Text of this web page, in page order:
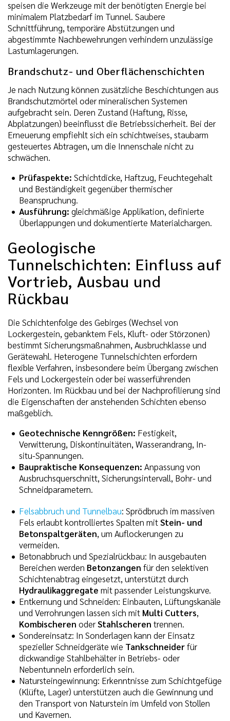
speisen die Werkzeuge mit der benötigten Energie bei
minimalem Platzbedarf im Tunnel. Saubere
Schnittführung, temporäre Abstützungen und
abgestimmte Nachbewehrungen verhindern unzulässige
Lastumlagerungen.
Brandschutz- und Oberflächenschichten
Je nach Nutzung können zusätzliche Beschichtungen aus
Brandschutzmörtel oder mineralischen Systemen
aufgebracht sein. Deren Zustand (Haftung, Risse,
Abplatzungen) beeinflusst die Betriebssicherheit. Bei der
Erneuerung empfiehlt sich ein schichtweises, staubarm
gesteuertes Abtragen, um die Innenschale nicht zu
schwächen.
Prüfaspekte: Schichtdicke, Haftzug, Feuchtegehalt
und Beständigkeit gegenüber thermischer
Beanspruchung.
Ausführung: gleichmäßige Applikation, definierte
Überlappungen und dokumentierte Materialchargen.
Geologische
Tunnelschichten: Einfluss auf
Vortrieb, Ausbau und
Rückbau
Die Schichtenfolge des Gebirges (Wechsel von
Lockergestein, gebanktem Fels, Kluft- oder Störzonen)
bestimmt Sicherungsmaßnahmen, Ausbruchklasse und
Gerätewahl. Heterogene Tunnelschichten erfordern
flexible Verfahren, insbesondere beim Übergang zwischen
Fels und Lockergestein oder bei wasserführenden
Horizonten. Im Rückbau und bei der Nachprofilierung sind
die Eigenschaften der anstehenden Schichten ebenso
maßgeblich.
Geotechnische Kenngrößen: Festigkeit,
Verwitterung, Diskontinuitäten, Wasserandrang, In-
situ-Spannungen.
Baupraktische Konsequenzen: Anpassung von
Ausbruchsquerschnitt, Sicherungsintervall, Bohr- und
Schneidparametern.
Felsabbruch und Tunnelbau: Sprödbruch im massiven
Fels erlaubt kontrolliertes Spalten mitStein- und
Betonspaltgeräten, um Auflockerungen zu
vermeiden.
Betonabbruch und Spezialrückbau: In ausgebauten
Bereichen werden Betonzangen für den selektiven
Schichtenabtrag eingesetzt, unterstützt durch
Hydraulikaggregate mit passender Leistungskurve.
Entkernung und Schneiden: Einbauten, Lüftungskanäle
und Verrohrungen lassen sich mit Multi Cutters,
Kombischeren oderStahlscheren trennen.
Sondereinsatz: In Sonderlagen kann der Einsatz
spezieller Schneidgeräte wie Tankschneiderfür
dickwandige Stahlbehälter in Betriebs- oder
Nebentunneln erforderlich sein.
Natursteingewinnung: Erkenntnisse zum Schichtgefüge
(Klüfte, Lager) unterstützen auch die Gewinnung und
den Transport von Naturstein im Umfeld von Stollen
und Kavernen.